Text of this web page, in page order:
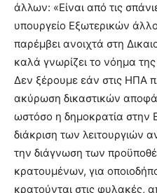
άλλων: «Είναι από τις
υπουργείο Εξωτερικών
παρέμβει ανοιχτά στη
καλά γνωρίζει το νόημα
Δεν ξέρουμε εάν στις ΗΠΑ
ακύρωση δικαστικών
ωστόσο η δημοκρατία στην
διάκριση των λειτουργιών
την διάγνωση των
κρατουμένων, για
κρατούνται στις φυλακές,